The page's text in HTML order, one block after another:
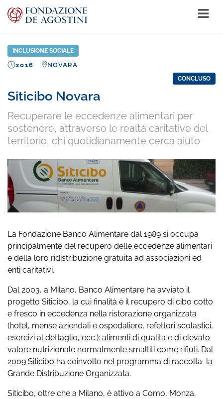
INCLUSIONE SOCIALE
2016 NOVARA
CONCLUSO
Siticibo Novara
Recuperare le eccedenze alimentari per
sostenere, attraverso le realtà caritative del
territorio, chi quotidianamente cerca aiuto
La Fondazione Banco Alimentare dal 1989 si occupa
principalmente del recupero delle eccedenze alimentari
e della loro ridistribuzione gratuita ad associazioni ed
enti caritativi.
Dal 2003, a Milano, Banco Alimentare ha avviato il
progetto Siticibo, la cui finalità è il recupero di cibo cotto
e fresco in eccedenza nella ristorazione organizzata
(hotel, mense aziendali e ospedaliere, refettori scolastici,
esercizi al dettaglio, ecc.): alimenti di qualità e di elevato
valore nutrizionale normalmente smaltiti come rifiuti. Dal
2009 Siticibo ha coinvolto nel programma di raccolta la
Grande Distribuzione Organizzata.
Siticibo, oltre che a Milano, è attivo a Como, Monza,